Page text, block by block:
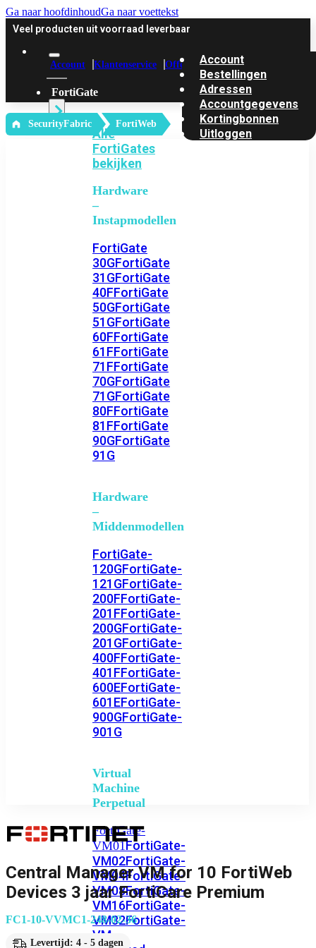
Ga naar hoofdinhoudGa naar voettekst
Veel producten uit voorraad leverbaar
Account Klantenservice Offerte
FortiGate
Alle
FortiGates
bekijken
Hardware
–
Instapmodellen
FortiGate
30GFortiGate
31GFortiGate
40FFortiGate
50GFortiGate
51GFortiGate
60FFortiGate
61FFortiGate
71FFortiGate
70GFortiGate
71GFortiGate
80FFortiGate
81FFortiGate
90GFortiGate
91G
Hardware
–
Middenmodellen
FortiGate-
120GFortiGate-
121GFortiGate-
200FFortiGate-
201FFortiGate-
200GFortiGate-
201GFortiGate-
400FFortiGate-
401FFortiGate-
600EFortiGate-
601EFortiGate-
900GFortiGate-
901G
Virtual
Machine
Perpetual
FortiGate-
VM01FortiGate-
VM02FortiGate-
VM04FortiGate-
VM08FortiGate-
VM16FortiGate-
VM32FortiGate-
VM
Account
Bestellingen
Adressen
Accountgegevens
Kortingbonnen
Uitloggen
‎ SecurityFabric FortiWeb
Central Manager VM for 10 FortiWeb
Devices 3 jaar FortiCare Premium
FC1-10-VVMC1-248-02-36
Levertijd: 4 - 5 dagen